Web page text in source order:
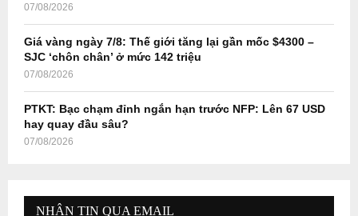
07/08/2026
Giá vàng ngày 7/8: Thế giới tăng lại gần mốc $4300 –
SJC ‘chôn chân’ ở mức 142 triệu
07/08/2026
PTKT: Bạc chạm đỉnh ngắn hạn trước NFP: Lên 67 USD
hay quay đầu sâu?
07/08/2026
NHẬN TIN QUA EMAIL